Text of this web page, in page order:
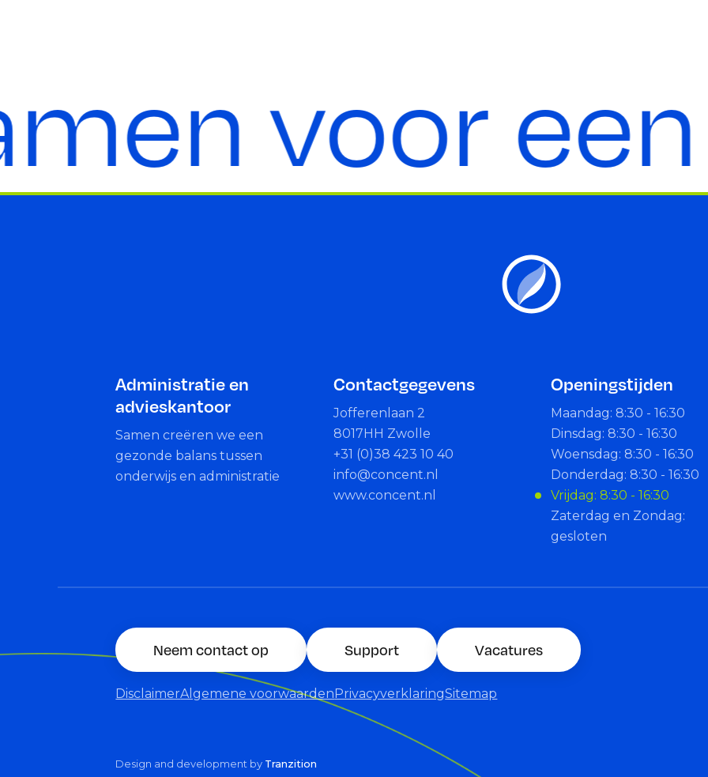
voor een
Administratie en
advieskantoor
Samen creëren we een
gezonde balans tussen
onderwijs en administratie
Contactgegevens
Jofferenlaan 2
8017HH Zwolle
+31 (0)38 423 10 40
info@concent.nl
www.concent.nl
Openingstijden
Maandag: 8:30 - 16:30
Dinsdag: 8:30 - 16:30
Woensdag: 8:30 - 16:30
Donderdag: 8:30 - 16:30
Vrijdag: 8:30 - 16:30
Zaterdag en Zondag:
gesloten
Neem contact op Support Vacatures
DisclaimerAlgemene voorwaarden PrivacyverklaringSitemap
Design and development by Tranzition